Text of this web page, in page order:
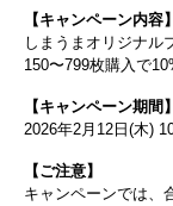
【キャンペーン内容】
しまうまオリジナル
150〜799枚購入で
【キャンペーン期間】
2026年2月12日(木)
【ご注意】
キャンペーンでは、